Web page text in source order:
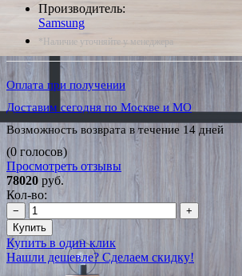
Производитель:
Samsung
*Наличие уточняйте у менеджера
Оплата при получении
Доставим сегодня по Москве и МО
Возможность возврата в течение 14 дней
(0 голосов)
Просмотреть отзывы
78020 руб.
Кол-во:
−
+
Купить
Купить в один клик
Нашли дешевле? Сделаем скидку!